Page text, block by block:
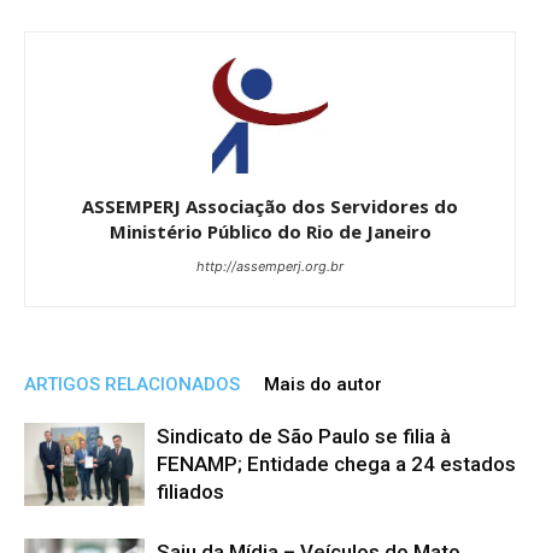
ASSEMPERJ Associação dos Servidores do
Ministério Público do Rio de Janeiro
http://assemperj.org.br
ARTIGOS RELACIONADOS Mais do autor
Sindicato de São Paulo se filia à
FENAMP; Entidade chega a 24 estados
filiados